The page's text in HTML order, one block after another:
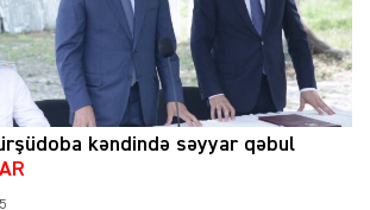
kəndində səyyar qəbul